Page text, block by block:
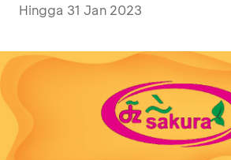
Hingga 31 Jan 2023